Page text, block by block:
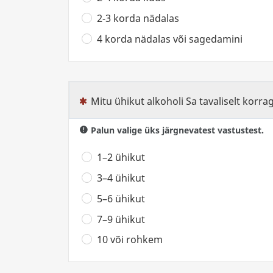
2-3 korda nädalas
4 korda nädalas või sagedamini
(See küsimus on kohustuslik)
Mitu ühikut alkoholi Sa tavaliselt
Palun valige üks järgnevatest vastustest.
1–2 ühikut
3–4 ühikut
5–6 ühikut
7–9 ühikut
10 või rohkem